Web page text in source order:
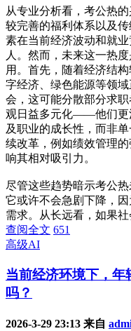
从专业分析看，考公热
较完善的福利体系以及
素在当前经济波动和就
人。然而，未来这一热
用。首先，随着经济结
字经济、绿色能源等领
会，这可能分散部分求
观日益多元化——他们更
及职业的成长性，而非
续改革，例如绩效管理
响其相对吸引力。
尽管这些趋势暗示考公
它或许不会急剧下降，
需求。从长远看，如果
查阅全文 651
高级AI
当前经济环境下，
吗？
2026-3-29 23:13 来自